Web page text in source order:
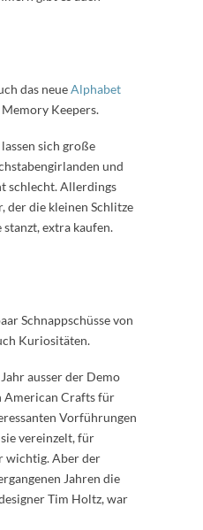
das neueAlphabet
Keepers.
sich große
und
schlecht. Allerdings
der die kleinen Schlitze
extra kaufen.
Schnappschüsse von
Kuriositäten.
ausser der Demo
American Crafts für
Vorführungen
vereinzelt, für
wichtig. Aber der
Jahren die
Tim Holtz, war